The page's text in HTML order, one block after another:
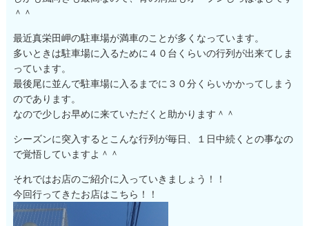
＾＾
最近真栄田岬の駐車場が満車のことが多くなっています。
多いときは駐車場に入るために４０台くらいの行列が出来てしま
っています。
最後尾に並んで駐車場に入るまでに３０分くらいかかってしまう
のであります。
なので少しお早めに来ていただくと助かります＾＾
シーズンに突入するとこんな行列が毎日、１日中続くとの事なの
で覚悟していますよ＾＾
それではお店のご紹介に入っていきましょう！！
今回行ってきたお店はこちら！！